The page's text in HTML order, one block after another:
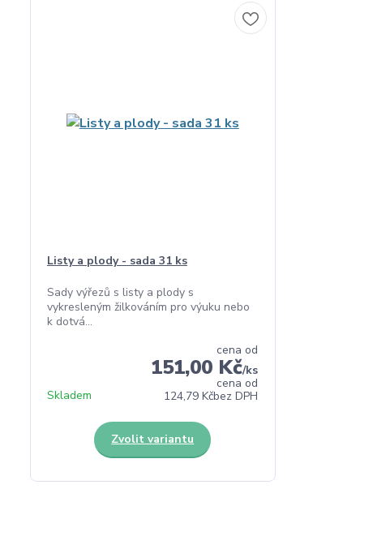
Listy a plody - sada 31 ks
Sady výřezů s listy a plody s
vykresleným žilkováním pro výuku nebo
k dotvá...
cena od
151,00 Kč/ks
cena od
124,79 Kčbez DPH
Skladem
Zvolit variantu